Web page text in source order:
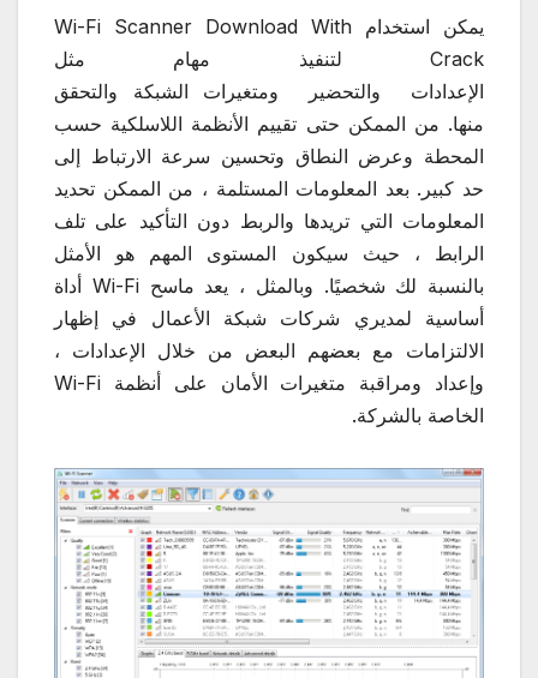
يمكن استخدام Wi-Fi Scanner Download With
Crack لتنفيذ مهام مثل
الإعدادات والتحضير ومتغيرات الشبكة والتحقق
منها. من الممكن حتى تقييم الأنظمة اللاسلكية حسب
المحطة وعرض النطاق وتحسين سرعة الارتباط إلى
حد كبير. بعد المعلومات المستلمة ، من الممكن تحديد
المعلومات التي تريدها والربط دون التأكيد على تلف
الرابط ، حيث سيكون المستوى المهم هو الأمثل
بالنسبة لك شخصيًا. وبالمثل ، يعد ماسح Wi-Fi أداة
أساسية لمديري شركات شبكة الأعمال في إظهار
الالتزامات مع بعضهم البعض من خلال الإعدادات ،
وإعداد ومراقبة متغيرات الأمان على أنظمة Wi-Fi
الخاصة بالشركة.